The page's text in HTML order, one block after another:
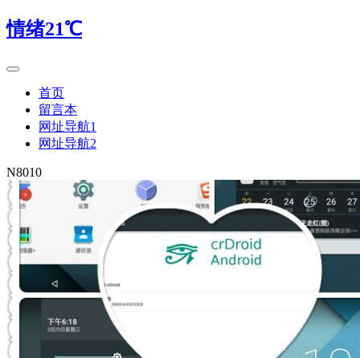
情绪21℃
首页
留言本
网址导航1
网址导航2
N8010